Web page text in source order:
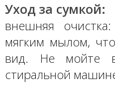
Уход за сумкой:
внешняя
мягким мылом,
вид. Не мойте
стиральной